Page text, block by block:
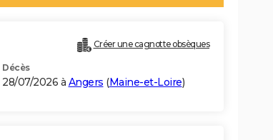
Créer une cagnotte obsèques
Décès
28/07/2026 à Angers (Maine-et-Loire)